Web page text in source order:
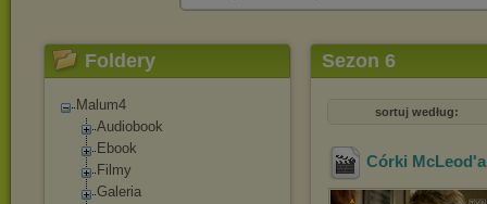
Foldery
Malum4
Audiobook
Ebook
Filmy
Galeria
Sezon 6
sortuj według:
Córki